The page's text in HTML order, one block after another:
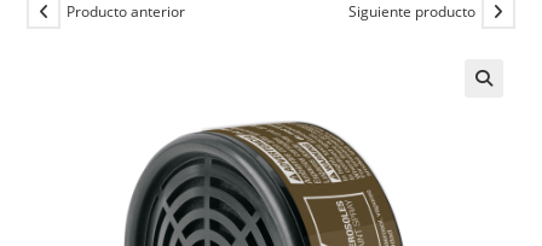
Producto anterior Siguiente producto